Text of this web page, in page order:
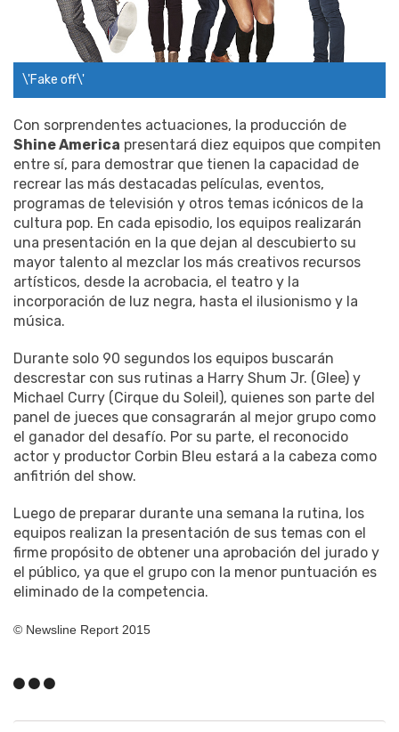
\'Fake off\'
Con sorprendentes actuaciones, la producción de
Shine America presentará diez equipos que compiten
entre sí, para demostrar que tienen la capacidad de
recrear las más destacadas películas, eventos,
programas de televisión y otros temas icónicos de la
cultura pop. En cada episodio, los equipos realizarán
una presentación en la que dejan al descubierto su
mayor talento al mezclar los más creativos recursos
artísticos, desde la acrobacia, el teatro y la
incorporación de luz negra, hasta el ilusionismo y la
música.
Durante solo 90 segundos los equipos buscarán
descrestar con sus rutinas a Harry Shum Jr. (Glee) y
Michael Curry (Cirque du Soleil), quienes son parte del
panel de jueces que consagrarán al mejor grupo como
el ganador del desafío. Por su parte, el reconocido
actor y productor Corbin Bleu estará a la cabeza como
anfitrión del show.
Luego de preparar durante una semana la rutina, los
equipos realizan la presentación de sus temas con el
firme propósito de obtener una aprobación del jurado y
el público, ya que el grupo con la menor puntuación es
eliminado de la competencia.
© Newsline Report 2015